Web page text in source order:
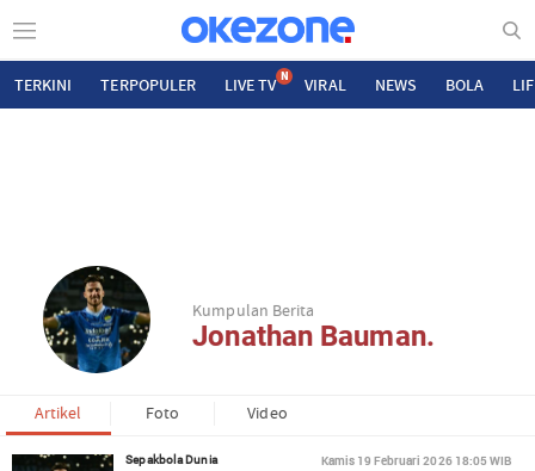
TERKINI TERPOPULER LIVE TV N VIRAL NEWS BOLA
Kumpulan Berita
Jonathan Bauman.
Artikel Foto Video
Sepakbola Dunia Kamis 19 Februari 2026 18:05 WIB